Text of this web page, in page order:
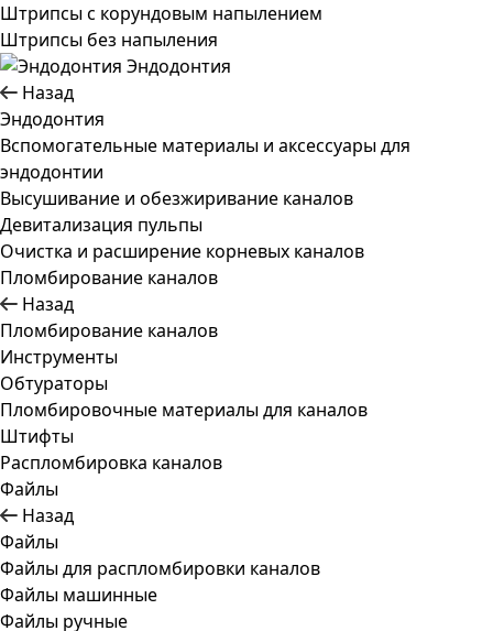
Штрипсы c корундовым напылением
Штрипсы без напыления
Эндодонтия
Назад
Эндодонтия
Вспомогательные материалы и аксессуары для
эндодонтии
Высушивание и обезжиривание каналов
Девитализация пульпы
Очистка и расширение корневых каналов
Пломбирование каналов
Назад
Пломбирование каналов
Инструменты
Обтураторы
Пломбировочные материалы для каналов
Штифты
Распломбировка каналов
Файлы
Назад
Файлы
Файлы для распломбировки каналов
Файлы машинные
Файлы ручные